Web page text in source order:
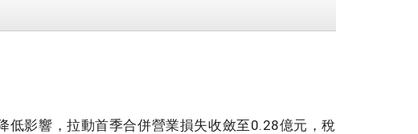
影響，拉動首季合併營業損失收斂至0.28億元，稅